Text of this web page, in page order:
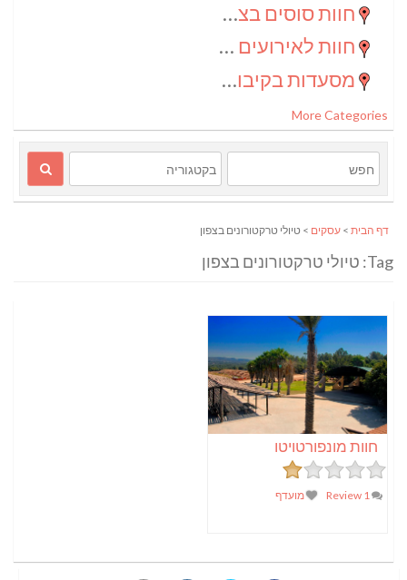
חוות סוסים בצפון
חוות לאירועים בדרום
מסעדות בקיבוצים
More Categories
דף הבית > עסקים > טיולי טרקטורונים בצפון
Tag: טיולי טרקטורונים בצפון
חוות מונפורטויטו
מועדף